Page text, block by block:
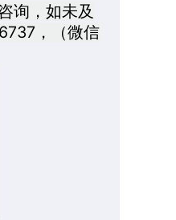
询，如未及
，（微信